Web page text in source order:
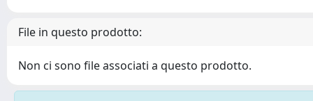
File in questo prodotto:
Non ci sono file associati a questo prodotto.